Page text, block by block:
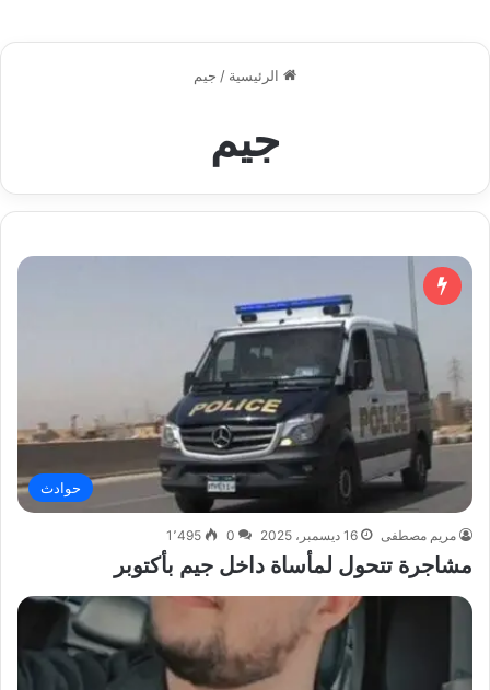
الرئيسية / جيم
جيم
حوادث
مريم مصطفى 16 ديسمبر، 2025 0 1٬495
مشاجرة تتحول لمأساة داخل جيم بأكتوبر